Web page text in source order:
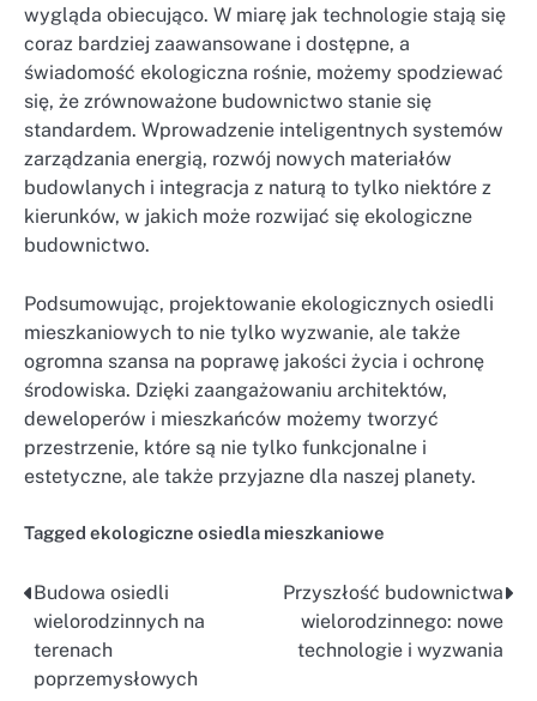
wygląda obiecująco. W miarę jak technologie stają się
coraz bardziej zaawansowane i dostępne, a
świadomość ekologiczna rośnie, możemy spodziewać
się, że zrównoważone budownictwo stanie się
standardem. Wprowadzenie inteligentnych systemów
zarządzania energią, rozwój nowych materiałów
budowlanych i integracja z naturą to tylko niektóre z
kierunków, w jakich może rozwijać się ekologiczne
budownictwo.
Podsumowując, projektowanie ekologicznych osiedli
mieszkaniowych to nie tylko wyzwanie, ale także
ogromna szansa na poprawę jakości życia i ochronę
środowiska. Dzięki zaangażowaniu architektów,
deweloperów i mieszkańców możemy tworzyć
przestrzenie, które są nie tylko funkcjonalne i
estetyczne, ale także przyjazne dla naszej planety.
Tagged ekologiczne osiedla mieszkaniowe
Nawigacja
wpisu
Budowa osiedli
wielorodzinnych na
terenach
poprzemysłowych
Przyszłość budownictwa
wielorodzinnego: nowe
technologie i wyzwania